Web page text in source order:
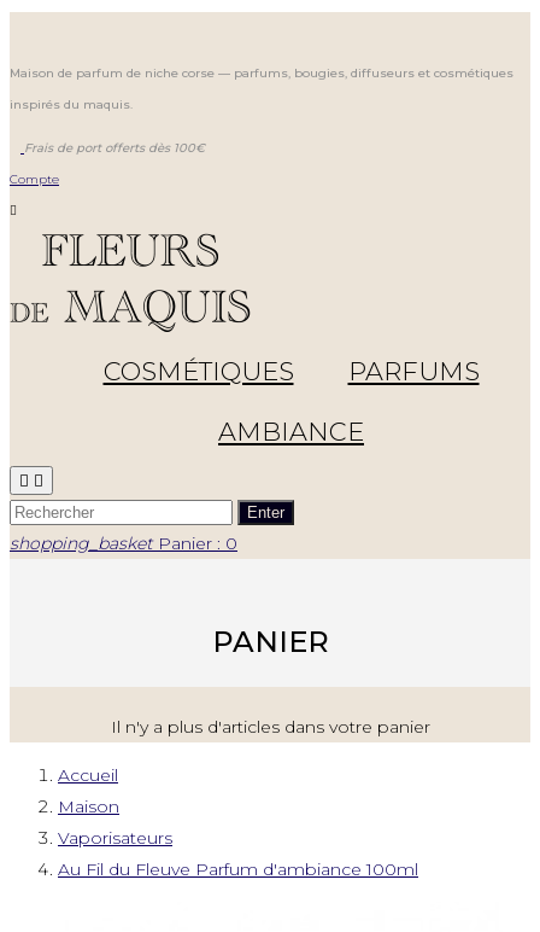
Maison de parfum de niche corse — parfums, bougies, diffuseurs et cosmétiques
inspirés du maquis.
Frais de port offerts dès 100€
Compte

COSMÉTIQUES
PARFUMS
AMBIANCE
 
Enter
shopping_basket Panier : 0
PANIER
Il n'y a plus d'articles dans votre panier
Accueil
Maison
Vaporisateurs
Au Fil du Fleuve Parfum d'ambiance 100ml